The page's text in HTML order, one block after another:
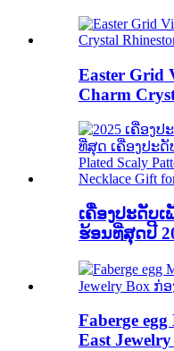
Easter Grid
Charm
ເຄື່ອງປະດັບ
ຮ້ອນທີ່ສຸດປີ
Faberge
East